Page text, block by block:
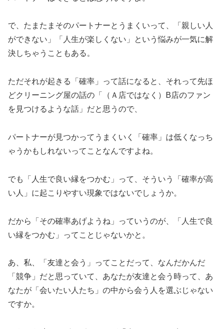
で、たまたまそのパートナーとうまくいって、「親しい人
ができない」「人生が楽しくない」という悩みが一気に解
決しちゃうこともある。
ただそれが起きる「確率」って話になると、それって先ほ
どクリーニング屋の話の「（Ａ店ではなく）B店のファン
を見つけるような話」だと思うので、
パートナーが見つかってうまくいく「確率」は低くなっち
ゃうかもしれないってことなんですよね。
でも「人生で良い縁をつかむ」って、そういう「確率が高
い人」に起こりやすい現象ではないでしょうか。
だから「その確率あげようね」っていうのが、「人生で良
い縁をつかむ」ってことじゃないかと。
あ、私、「友達と会う」ってことだって、なんだかんだ
「競争」だと思っていて、あなたが友達と会う時って、あ
なたが「会いたい人たち」の中から会う人を選ぶじゃない
ですか。